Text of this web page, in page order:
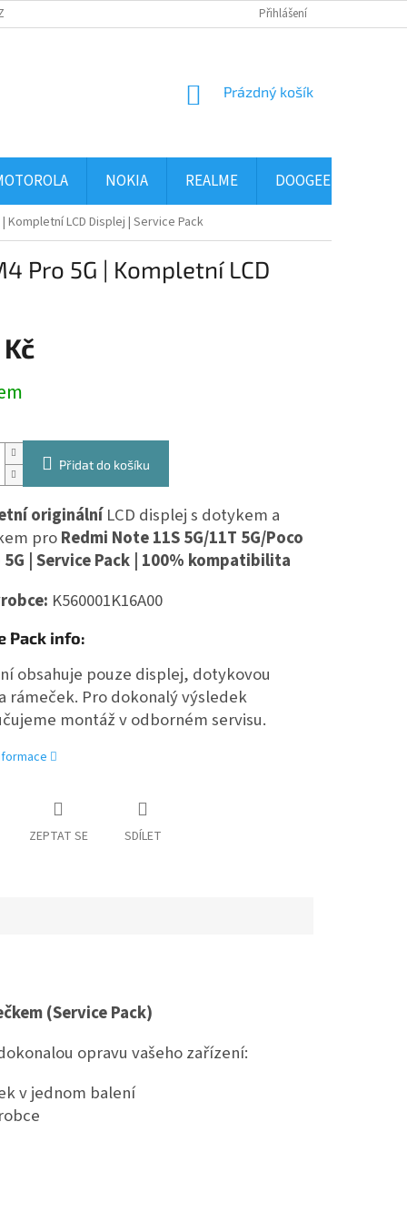
PODMÍNKY OCHRANY OSOBNÍCH
Přihlášení
NÁKUPNÍ
Prázdný košík
NOKIA REALME DOOGEE
Kompletní LCD Displej | Service Pack
Pro 5G | Kompletní LCD
Přidat do košíku
originálníLCD displej s dotykem a
proRedmi Note 11S 5G/11T 5G/Poco
5G | Service Pack | 100% kompatibilita
K560001K16A00
Pack info:
obsahuje pouze displej, dotykovou
rámeček. Pro dokonalý výsledek
montáž v odborném servisu.
ZEPTAT SE SDÍLET
(Service Pack)
opravu vašeho zařízení:
v jednom balení